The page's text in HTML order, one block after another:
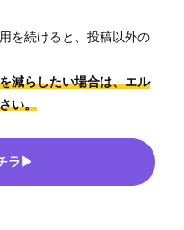
を続けると、投稿以外の
減らしたい場合は、エル
い。
ラ▶